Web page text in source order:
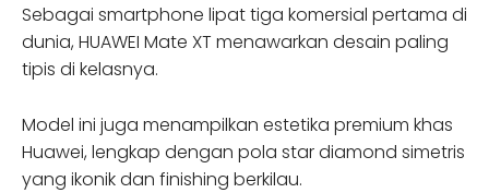
Sebagai smartphone lipat tiga komersial pertama di
dunia, HUAWEI Mate XT menawarkan desain paling
tipis di kelasnya.
Model ini juga menampilkan estetika premium khas
Huawei, lengkap dengan pola star diamond simetris
yang ikonik dan finishing berkilau.